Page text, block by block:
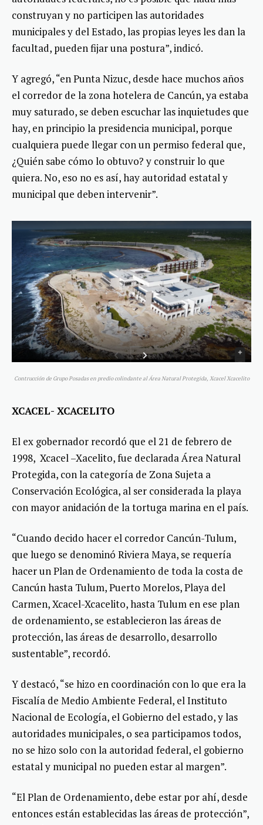
construyan y no participen las autoridades
municipales y del Estado, las propias leyes les dan la
facultad, pueden fijar una postura”, indicó.
Y agregó, “en Punta Nizuc, desde hace muchos años
el corredor de la zona hotelera de Cancún, ya estaba
muy saturado, se deben escuchar las inquietudes que
hay, en principio la presidencia municipal, porque
cualquiera puede llegar con un permiso federal que,
¿Quién sabe cómo lo obtuvo? y construir lo que
quiera. No, eso no es así, hay autoridad estatal y
municipal que deben intervenir”.
Contrucción de Grupo Posadas en predio colindante al Área Natural Protegida, Xcacel Xcacelito
XCACEL- XCACELITO
El ex gobernador recordó que el 21 de febrero de
1998, Xcacel –Xacelito, fue declarada Área Natural
Protegida, con la categoría de Zona Sujeta a
Conservación Ecológica, al ser considerada la playa
con mayor anidación de la tortuga marina en el país.
“Cuando decido hacer el corredor Cancún-Tulum,
que luego se denominó Riviera Maya, se requería
hacer un Plan de Ordenamiento de toda la costa de
Cancún hasta Tulum, Puerto Morelos, Playa del
Carmen, Xcacel-Xcacelito, hasta Tulum en ese plan
de ordenamiento, se establecieron las áreas de
protección, las áreas de desarrollo, desarrollo
sustentable”, recordó.
Y destacó, “se hizo en coordinación con lo que era la
Fiscalía de Medio Ambiente Federal, el Instituto
Nacional de Ecología, el Gobierno del estado, y las
autoridades municipales, o sea participamos todos,
no se hizo solo con la autoridad federal, el gobierno
estatal y municipal no pueden estar al margen”.
“El Plan de Ordenamiento, debe estar por ahí, desde
entonces están establecidas las áreas de protección”,